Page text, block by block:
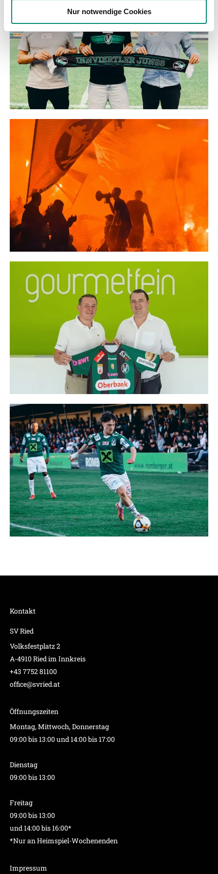
haben oder die sie im Rahmen Ihrer Nutzung der Dienste
gesammelt haben.
Weitere Details, insbesondere zu Speicherdauer und
Empfänger entnehmen Sie unserer
Datenschutzerklärung.
Nur notwendige Cookies
Kontakt
SV Ried
Volksfestplatz 2
A-4910 Ried im Innkreis
+43 7752 81100
office@svried.at
Öffnungszeiten
Montag, Mittwoch, Donnerstag
09:00 bis 13:00 und 14:00 bis 17:00
Dienstag
09:00 bis 13:00
Freitag
09:00 bis 13:00
und 14:00 bis 16:00*
*Nur an Heimspiel-Wochenenden
Impressum